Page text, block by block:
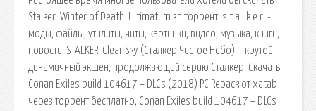
Stalker: Winter of Death: Ultimatum зп торрент. s.t.a.l.k.e.r. -
моды, файлы, утилиты, читы, картинки, видео, музыка, книги,
новости. STALKER: Clear Sky (Сталкер Чистое Небо) – крутой
динамичный экшен, продолжающий серию Сталкер. Скачать
Conan Exiles build 104617 + DLCs (2018) PC Repack от xatab
через торрент бесплатно, Conan Exiles build 104617 + DLCs